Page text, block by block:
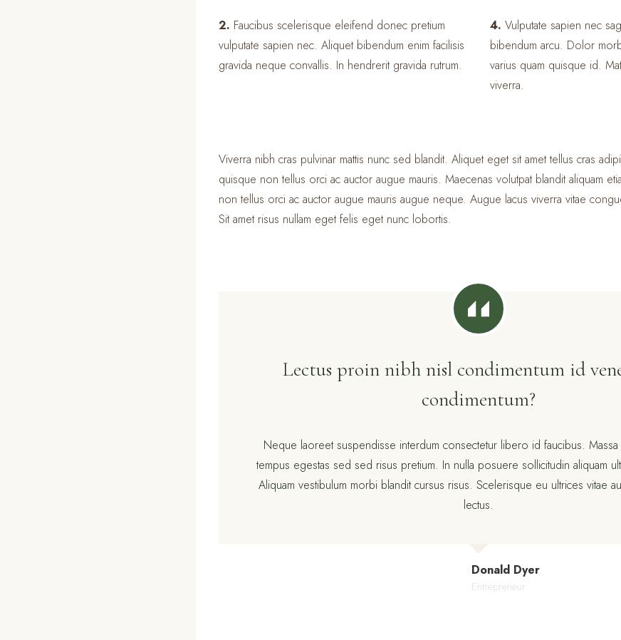
2. Faucibus scelerisque eleifend donec pretium
vulputate sapien nec. Aliquet bibendum enim facilisis
gravida neque convallis. In hendrerit gravida rutrum.
4. Vulputate sapien nec
bibendum arcu. Dolor
varius quam quisque id.
viverra.
Viverra nibh cras pulvinar mattis nunc sed blandit. Aliquet eget sit amet tellus cras
quisque non tellus orci ac auctor augue mauris. Maecenas volutpat blandit aliquam
non tellus orci ac auctor augue mauris augue neque. Augue lacus viverra vitae
Sit amet risus nullam eget felis eget nunc lobortis.
Lectus proin nibh nisl condimentum id
condimentum?
Neque laoreet suspendisse interdum consectetur libero id faucibus.
tempus egestas sed sed risus pretium. In nulla posuere sollicitudin aliquam
Aliquam vestibulum morbi blandit cursus risus. Scelerisque eu ultrices vitae
lectus.
Donald Dyer
Entrepreneur